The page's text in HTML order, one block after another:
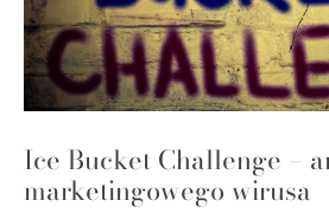
Ice Bucket Challenge –
marketingowego wirusa